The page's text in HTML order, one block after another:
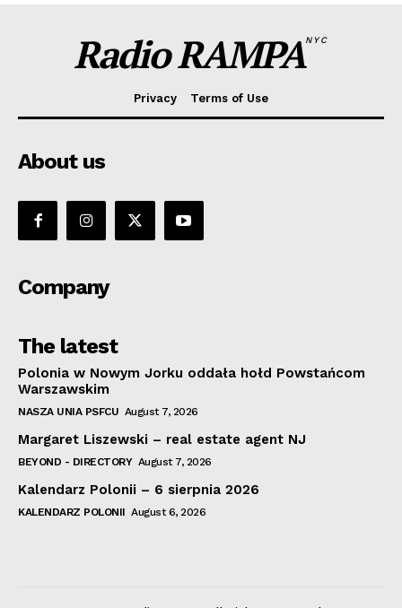
Radio RAMPANYC
Privacy Terms of Use
About us
Company
The latest
Polonia w Nowym Jorku oddała hołd Powstańcom
Warszawskim
NASZA UNIA PSFCU August 7, 2026
Margaret Liszewski – real estate agent NJ
BEYOND - DIRECTORY August 7, 2026
Kalendarz Polonii – 6 sierpnia 2026
KALENDARZ POLONII August 6, 2026